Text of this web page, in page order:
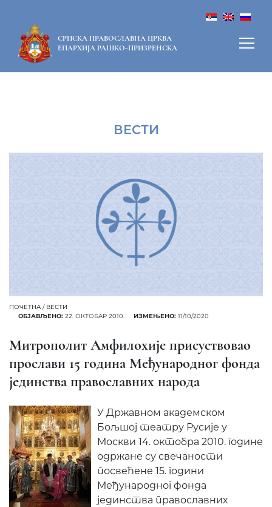
СРПСКА ПРАВОСЛАВНА ЦРКВА
ЕПАРХИЈА РАШКО-ПРИЗРЕНСКА
ВЕСТИ
ПОЧЕТНА / ВЕСТИ
ОБЈАВЉЕНО: 22. ОКТОБАР 2010. ИЗМЕЊЕНО: 11/10/2020
Митрополит Амфилохије присуствовао
прослави 15 годинa Међународног фонда
јединства православних народа
У Државном академском
Бољшој театру Русије у
Москви 14. октобра 2010. године
одржане су свечаности
посвећене 15. години
Међународног фонда
јединства православних